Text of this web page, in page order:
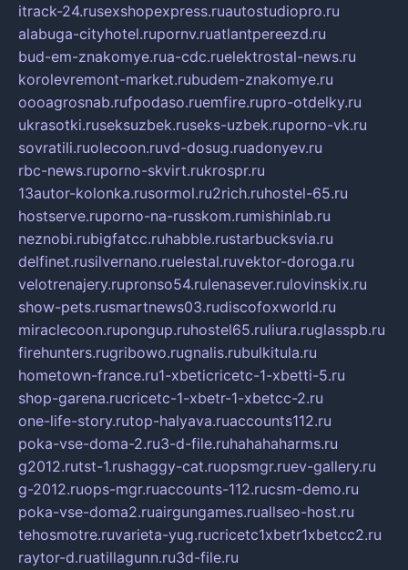
itrack-24.rusexshopexpress.ruautostudiopro.ru
alabuga-cityhotel.rupornv.ruatlantpereezd.ru
bud-em-znakomye.rua-cdc.ruelektrostal-news.ru
korolevremont-market.rubudem-znakomye.ru
oooagrosnab.rufpodaso.ruemfire.rupro-otdelky.ru
ukrasotki.ruseksuzbek.ruseks-uzbek.ruporno-vk.ru
sovratili.ruolecoon.ruvd-dosug.ruadonyev.ru
rbc-news.ruporno-skvirt.rukrospr.ru
13autor-kolonka.rusormol.ru2rich.ruhostel-65.ru
hostserve.ruporno-na-russkom.rumishinlab.ru
neznobi.rubigfatcc.ruhabble.rustarbucksvia.ru
delfinet.rusilvernano.ruelestal.ruvektor-doroga.ru
velotrenajery.rupronso54.rulenasever.rulovinskix.ru
show-pets.rusmartnews03.rudiscofoxworld.ru
miraclecoon.rupongup.ruhostel65.ruliura.ruglasspb.ru
firehunters.rugribowo.rugnalis.rubulkitula.ru
hometown-france.ru1-xbeticricetc-1-xbetti-5.ru
shop-garena.rucricetc-1-xbetr-1-xbetcc-2.ru
one-life-story.rutop-halyava.ruaccounts112.ru
poka-vse-doma-2.ru3-d-file.ruhahahaharms.ru
g2012.rutst-1.rushaggy-cat.ruopsmgr.ruev-gallery.ru
g-2012.ruops-mgr.ruaccounts-112.rucsm-demo.ru
poka-vse-doma2.ruairgungames.ruallseo-host.ru
tehosmotre.ruvarieta-yug.rucricetc1xbetr1xbetcc2.ru
raytor-d.ruatillagunn.ru3d-file.ru